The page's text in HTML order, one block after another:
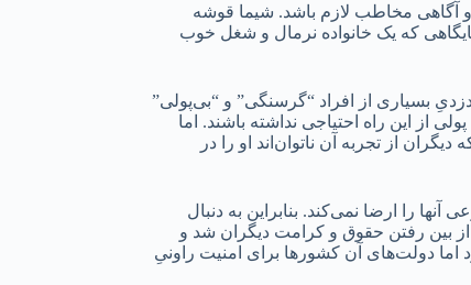
و آگاهی مخاطب لازم باشد. شیما قوشه
که یک خانواده نرمال و شغل خوب
بسیاری از افراد “گرسنگی” و “بی‌پولی”
از این راه احتیاجی نداشته باشند. اما
از تجربه آن ناتوان‌اند او را در
را ارضا نمی‌کند. بنابراین به دنبال
بین رفتن حقوق و کرامت دیگران شد و
دولت‌های آن کشورها برای امنیت راونیِ